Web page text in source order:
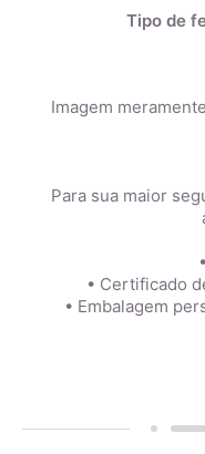
Tipo de
Imagem
Para sua maior
• Certificado
• Embalagem